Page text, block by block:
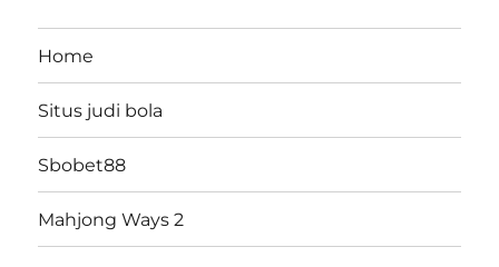
Home
Situs judi bola
Sbobet88
Mahjong Ways 2